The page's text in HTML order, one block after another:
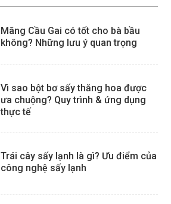
Mãng Cầu Gai có tốt cho bà bầu
không? Những lưu ý quan trọng
Vì sao bột bơ sấy thăng hoa được
ưa chuộng? Quy trình & ứng dụng
thực tế
Trái cây sấy lạnh là gì? Ưu điểm của
công nghệ sấy lạnh